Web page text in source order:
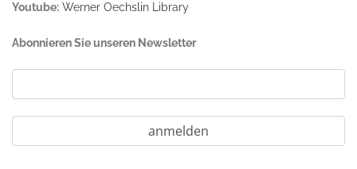
Youtube: Werner Oechslin Library
Abonnieren Sie unseren Newsletter